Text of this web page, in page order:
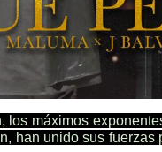
los máximos
han unido sus fuerzas